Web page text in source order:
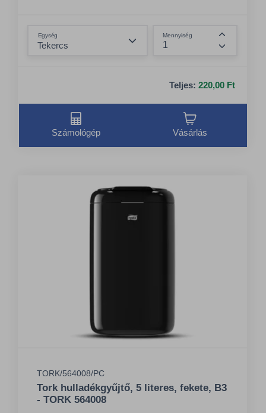
Egység Mennyiség
Összeg
Teljes: 220,00 Ft
Számológép Vásárlás
TORK/564008/PC
Tork hulladékgyűjtő, 5 literes, fekete, B3
- TORK 564008